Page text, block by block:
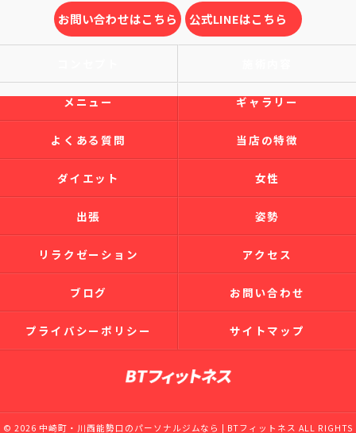
お問い合わせはこちら 公式LINEはこちら
メニュー ギャラリー
よくある質問 当店の特徴
ダイエット 女性
出張 姿勢
リラクゼーション アクセス
ブログ お問い合わせ
プライバシーポリシー サイトマップ
© 2026 中崎町・川西能勢口のパーソナルジムなら | BTフィットネス ALL RIGHTS